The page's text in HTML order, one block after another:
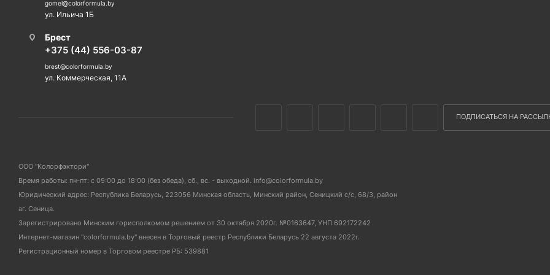
gomel@colorformula.by
ул. Ильича 1Б
Брест
+375 (44) 556-03-87
brest@colorformula.by
ул. Коммерческая, 11А
ПОДПИСАТЬСЯ НА
ООО "Колорфэктори"
Время работы: пн-пт: с 09:00 до 18:00 (без обеда), сб., вс. - выходной. info@colorformula.by
Юридический адрес: Республика Беларусь, 223056 Минская область, Минский район, Сеницкий с/с, 68/3, район
аг. Сеница.
Зарегистрировано Минским горисполкомом решением от 30 октября 2020г. №0163647, УНП 692172242
Интернет-магазин "colorformula.by" внесен в Торговый реестр Республики Беларусь 22 августа 2022г.
Регистрационный номер в Торговом реестре РБ: 539881